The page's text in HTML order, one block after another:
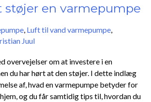
støjer en varmepumpe
, Luft til vand varmepumpe,
Juul
overvejelser om at investere i en
du har hørt at den støjer. I dette indlæg
af, hvad en varmepumpe betyder for
og du får samtidig tips til, hvordan du